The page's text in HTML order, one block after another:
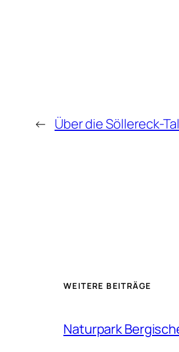
← Über die Söllereck-
WEITERE BEITRÄGE
Naturpark